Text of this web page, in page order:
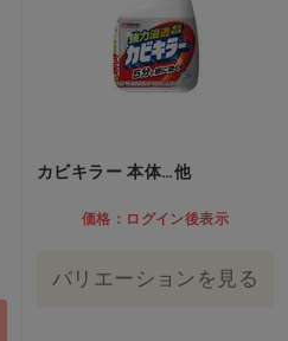
カビキラー 本体…他
価格：ログイン後表示
バリエーションを見る